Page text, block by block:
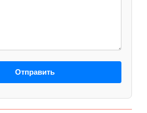
Отправить